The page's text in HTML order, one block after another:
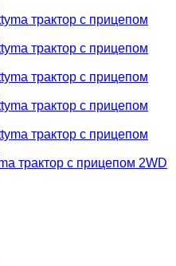
трактор с прицепом 2WD